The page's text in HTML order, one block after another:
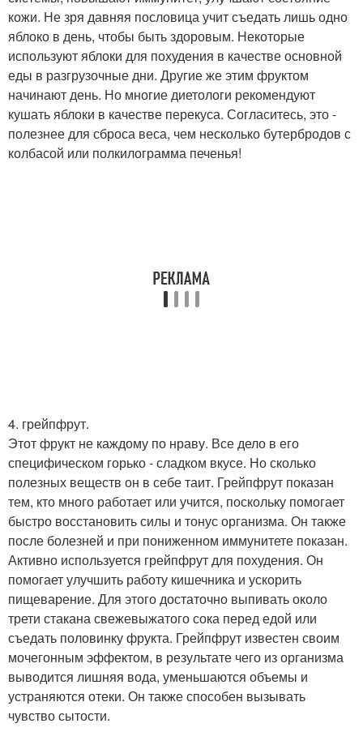
кожи. Не зря давняя пословица учит съедать лишь одно
яблоко в день, чтобы быть здоровым. Некоторые
используют яблоки для похудения в качестве основной
еды в разгрузочные дни. Другие же этим фруктом
начинают день. Но многие диетологи рекомендуют
кушать яблоки в качестве перекуса. Согласитесь, это -
полезнее для сброса веса, чем несколько бутербродов с
колбасой или полкилограмма печенья!
4. грейпфрут.
Этот фрукт не каждому по нраву. Все дело в его
специфическом горько - сладком вкусе. Но сколько
полезных веществ он в себе таит. Грейпфрут показан
тем, кто много работает или учится, поскольку помогает
быстро восстановить силы и тонус организма. Он также
после болезней и при пониженном иммунитете показан.
Активно используется грейпфрут для похудения. Он
помогает улучшить работу кишечника и ускорить
пищеварение. Для этого достаточно выпивать около
трети стакана свежевыжатого сока перед едой или
съедать половинку фрукта. Грейпфрут известен своим
мочегонным эффектом, в результате чего из организма
выводится лишняя вода, уменьшаются объемы и
устраняются отеки. Он также способен вызывать
чувство сытости.